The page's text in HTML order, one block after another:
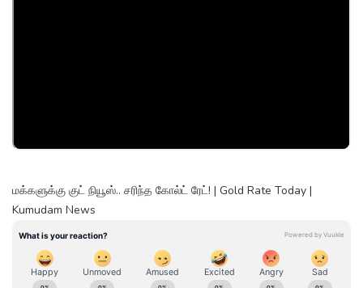
மக்களுக்கு குட் நியூஸ்.. சரிந்த கோல்ட் ரேட்! | Gold Rate Today |
Kumudam News